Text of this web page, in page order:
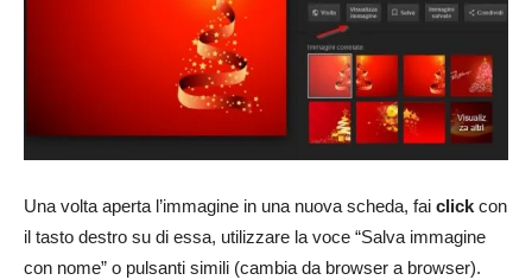
Una volta aperta l’immagine in una nuova scheda, fai click con
il tasto destro su di essa, utilizzare la voce “Salva immagine
con nome” o pulsanti simili (cambia da browser a browser).